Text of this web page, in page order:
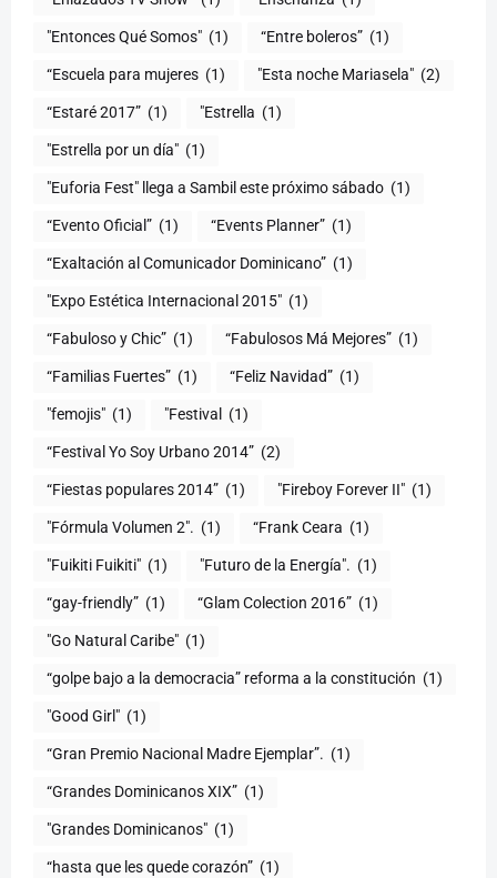
"Entonces Qué Somos" (1) “Entre boleros” (1)
“Escuela para mujeres (1) "Esta noche Mariasela" (2)
“Estaré 2017” (1) "Estrella (1)
"Estrella por un día" (1)
"Euforia Fest" llega a Sambil este próximo sábado (1)
“Evento Oficial” (1) “Events Planner” (1)
“Exaltación al Comunicador Dominicano” (1)
"Expo Estética Internacional 2015" (1)
“Fabuloso y Chic” (1) “Fabulosos Má Mejores” (1)
“Familias Fuertes” (1) “Feliz Navidad” (1)
"femojis" (1) "Festival (1)
“Festival Yo Soy Urbano 2014” (2)
“Fiestas populares 2014” (1) "Fireboy Forever II" (1)
"Fórmula Volumen 2". (1) “Frank Ceara (1)
"Fuikiti Fuikiti" (1) "Futuro de la Energía". (1)
“gay-friendly” (1) “Glam Colection 2016” (1)
"Go Natural Caribe" (1)
“golpe bajo a la democracia” reforma a la constitución (1)
"Good Girl" (1)
“Gran Premio Nacional Madre Ejemplar”. (1)
“Grandes Dominicanos XIX” (1)
"Grandes Dominicanos" (1)
(1)